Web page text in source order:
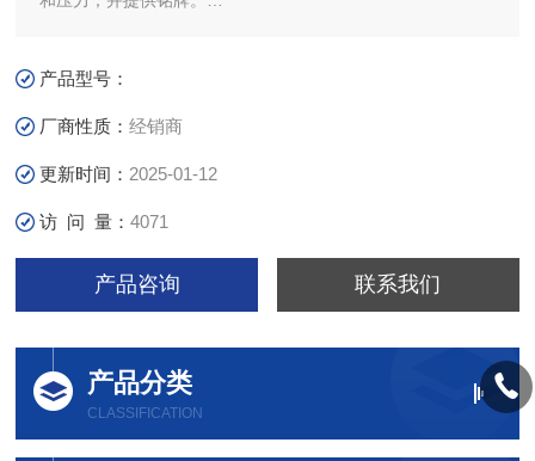
产品型号：
厂商性质：经销商
更新时间： 2025-01-12
访 问 量：4071
产品咨询 联系我们
产品分类
CLASSIFICATION